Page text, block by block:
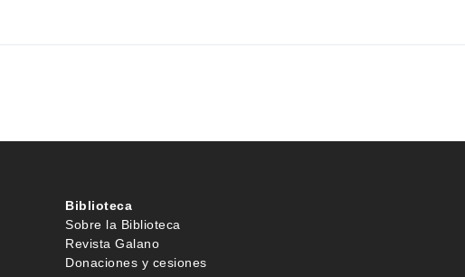
Biblioteca
Sobre la Biblioteca
Revista Galano
Donaciones y cesiones